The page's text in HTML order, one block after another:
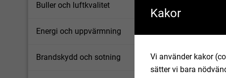
Buller och luftkvalitet
Energi och uppvärmning
Brandskydd och sotning
I samtliga
beslut i
Kakor
Vi använder kakor
sätter vi bara